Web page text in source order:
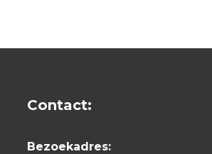
Contact:
Bezoekadres: